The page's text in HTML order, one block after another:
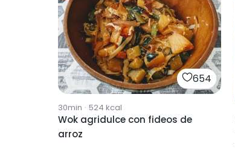
654
30min · 524 kcal
Wok agridulce con fideos de
arroz